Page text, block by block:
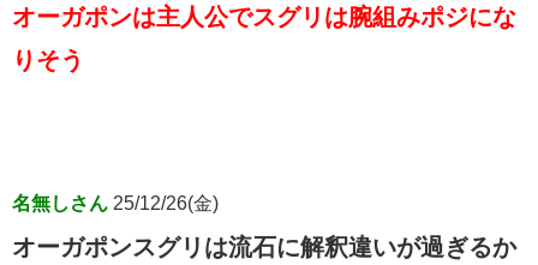
オーガポンは主人公でスグリは腕組みポジにな
りそう
名無しさん 25/12/26(金)
オーガポンスグリは流石に解釈違いが過ぎるか